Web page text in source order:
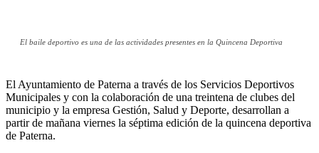
El baile deportivo es una de las actividades presentes en la Quincena Deportiva
El Ayuntamiento de Paterna a través de los Servicios Deportivos
Municipales y con la colaboración de una treintena de clubes del
municipio y la empresa Gestión, Salud y Deporte, desarrollan a
partir de mañana viernes la séptima edición de la quincena deportiva
de Paterna.